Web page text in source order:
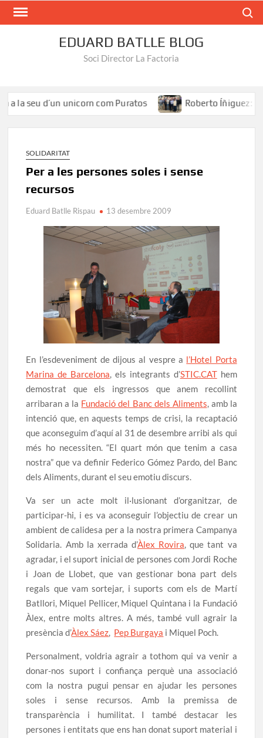
EDUARD BATLLE BLOG
Soci Director La Factoria
la seu d’un unicorn com Puratos Roberto Íñiguez: «El
SOLIDARITAT
Per a les persones soles i sense
recursos
Eduard Batlle Rispau 13 desembre 2009
En l’esdeveniment de dijous al vespre a l’Hotel Porta
Marina de Barcelona, els integrants d’STIC.CAThem
demostrat que els ingressos que anem recollint
arribaran a la Fundació del Banc dels Aliments, amb la
intenció que, en aquests temps de crisi, la recaptació
que aconseguim d’aquí al 31 de desembre arribi als qui
més ho necessiten. “El quart món que tenim a casa
nostra” que va definir Federico Gómez Pardo, del Banc
dels Aliments, durant el seu emotiu discurs.
Va ser un acte molt il·lusionant d’organitzar, de
participar-hi, i es va aconseguir l’objectiu de crear un
ambient de calidesa per a la nostra primera Campanya
Solidaria. Amb la xerrada d’Àlex Rovira, que tant va
agradar, i el suport inicial de persones com Jordi Roche
i Joan de Llobet, que van gestionar bona part dels
regals que vam sortejar, i suports com els de Martí
Batllori, Miquel Pellicer, Miquel Quintana i la Fundació
Àlex, entre molts altres. A més, també vull agrair la
presència d’Àlex Sáez, Pep Burgaya i Miquel Poch.
Personalment, voldria agrair a tothom qui va venir a
donar-nos suport i confiança perquè una associació
com la nostra pugui pensar en ajudar les persones
soles i sense recursos. Amb la premissa de
transparència i humilitat. I també destacar les
persones i entitats que ens han donat suport material i